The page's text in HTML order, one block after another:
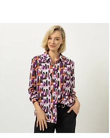
rechts,
anzuzeigen.